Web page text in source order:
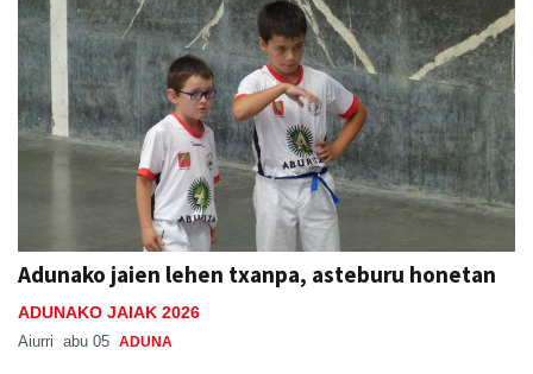
Adunako jaien lehen txanpa, asteburu honetan
ADUNAKO JAIAK 2026
Aiurri abu 05 ADUNA